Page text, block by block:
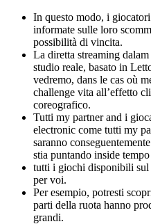
In questo modo, i
informate sulle loro
possibilità di vincita.
La diretta streaming
studio reale, basato in
vedremo, dans le cas où
challenge vita all’effetto
coreografico.
Tutti my partner and i
electronic come tutti my
saranno
stia puntando inside tempo
tutti i giochi disponibili sul
per voi.
Per esempio, potresti
parti della ruota hanno
grandi.